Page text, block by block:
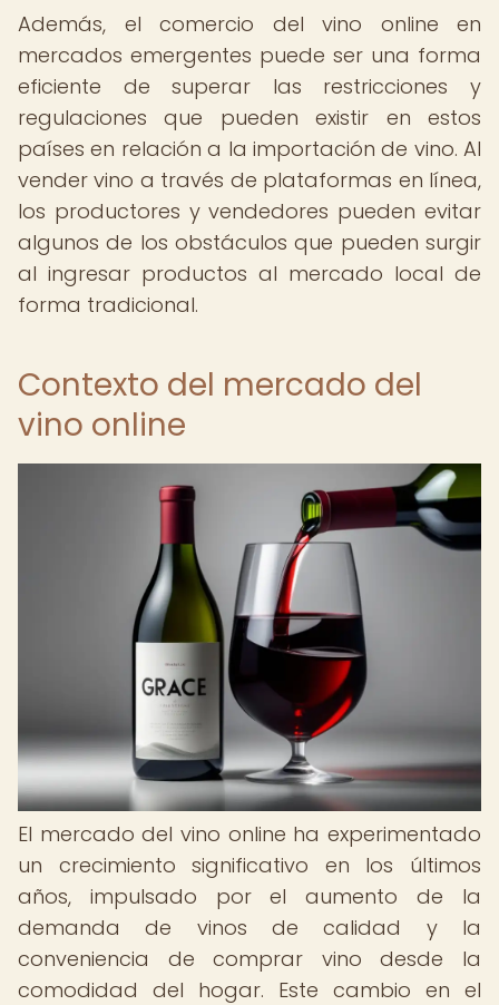
Además, el comercio del vino online en
mercados emergentes puede ser una forma
eficiente de superar las restricciones y
regulaciones que pueden existir en estos
países en relación a la importación de vino. Al
vender vino a través de plataformas en línea,
los productores y vendedores pueden evitar
algunos de los obstáculos que pueden surgir
al ingresar productos al mercado local de
forma tradicional.
Contexto del mercado del
vino online
El mercado del vino online ha experimentado
un crecimiento significativo en los últimos
años, impulsado por el aumento de la
demanda de vinos de calidad y la
conveniencia de comprar vino desde la
comodidad del hogar. Este cambio en el